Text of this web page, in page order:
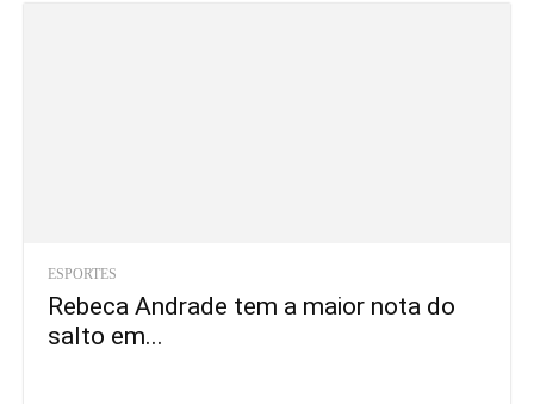
ESPORTES
Rebeca Andrade tem a maior nota do
salto em...